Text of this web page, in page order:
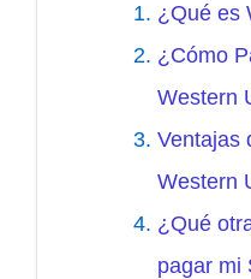
¿Qué es
¿Cómo
Western
Ventajas
Western
¿Qué
pagar mi